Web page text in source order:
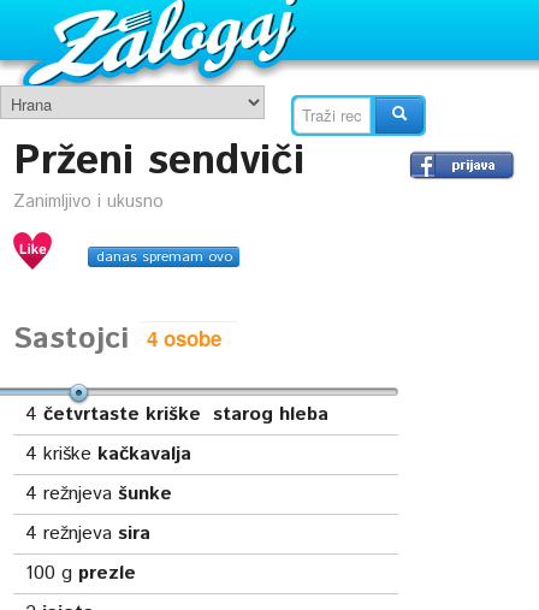
Prženi sendviči
Zanimljivo i ukusno
danas spremam ovo
Sastojci
4 četvrtaste kriške starog hleba
4 kriške kačkavalja
4 režnjevašunke
4 režnjevasira
100 g prezle